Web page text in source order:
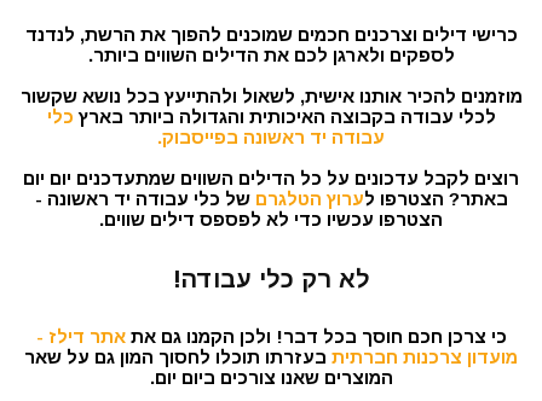
כרישי דילים וצרכנים חכמים שמוכנים להפוך את הרשת, לנדנד
לספקים ולארגן לכם את הדילים השווים ביותר.
מוזמנים להכיר אותנו אישית, לשאול ולהתייעץ בכל נושא שקשור
לכלי עבודה בקבוצה האיכותית והגדולה ביותר בארץ כלי
עבודה יד ראשונה בפייסבוק.
רוצים לקבל עדכונים על כל הדילים השווים שמתעדכנים יום יום
באתר? הצטרפו לערוץ הטלגרם של כלי עבודה יד ראשונה -
הצטרפו עכשיו כדי לא לפספס דילים שווים.
לא רק כלי עבודה!
כי צרכן חכם חוסך בכל דבר! ולכן הקמנו גם אתאתר דילז -
מועדון צרכנות חברתית בעזרתו תוכלו לחסוך המון גם על שאר
המוצרים שאנו צורכים ביום יום.